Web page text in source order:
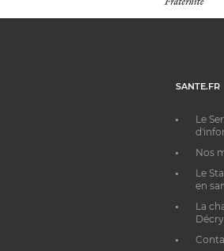
SANTE.FR
Le
Nos
Le
en
La